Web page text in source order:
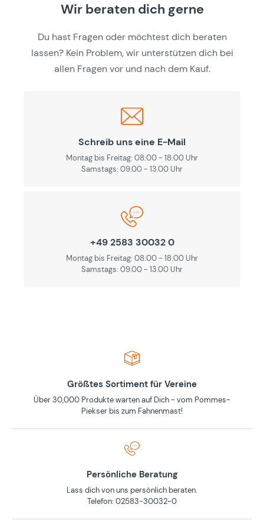
Wir beraten dich gerne
Du hast Fragen oder möchtest dich beraten
lassen? Kein Problem, wir unterstützen dich bei
allen Fragen vor und nach dem Kauf.
Schreib uns eine E-Mail
Montag bis Freitag: 08:00 - 18:00 Uhr
Samstags: 09.00 - 13.00 Uhr
+49 2583 30032 0
Montag bis Freitag: 08:00 - 18:00 Uhr
Samstags: 09.00 - 13.00 Uhr
Größtes Sortiment für Vereine
Über 30,000 Produkte warten auf Dich - vom Pommes-
Piekser bis zum Fahnenmast!
Persönliche Beratung
Lass dich von uns persönlich beraten.
Telefon: 02583-30032-0